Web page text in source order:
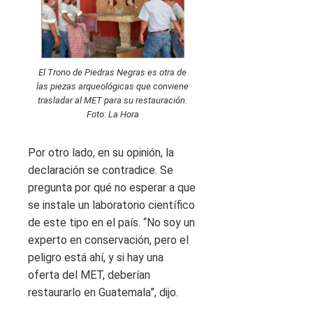
El Trono de Piedras Negras es otra de
las piezas arqueológicas que conviene
trasladar al MET para su restauración.
Foto: La Hora
Por otro lado, en su opinión, la
declaración se contradice. Se
pregunta por qué no esperar a que
se instale un laboratorio científico
de este tipo en el país. “No soy un
experto en conservación, pero el
peligro está ahí, y si hay una
oferta del MET, deberían
restaurarlo en Guatemala”, dijo.